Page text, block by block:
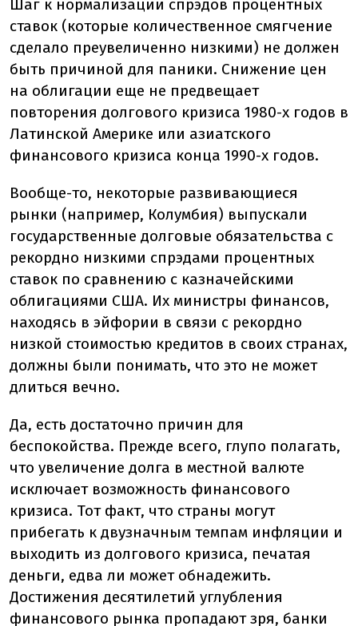
Шаг к нормализации спрэдов процентных
ставок (которые количественное смягчение
сделало преувеличенно низкими) не должен
быть причиной для паники. Снижение цен
на облигации еще не предвещает
повторения долгового кризиса 1980-х годов в
Латинской Америке или азиатского
финансового кризиса конца 1990-х годов.
Вообще-то, некоторые развивающиеся
рынки (например, Колумбия) выпускали
государственные долговые обязательства с
рекордно низкими спрэдами процентных
ставок по сравнению с казначейскими
облигациями США. Их министры финансов,
находясь в эйфории в связи с рекордно
низкой стоимостью кредитов в своих странах,
должны были понимать, что это не может
длиться вечно.
Да, есть достаточно причин для
беспокойства. Прежде всего, глупо полагать,
что увеличение долга в местной валюте
исключает возможность финансового
кризиса. Тот факт, что страны могут
прибегать к двузначным темпам инфляции и
выходить из долгового кризиса, печатая
деньги, едва ли может обнадежить.
Достижения десятилетий углубления
финансового рынка пропадают зря, банки